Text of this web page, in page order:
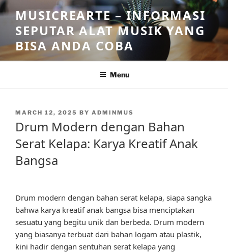
Skip
to
content
MUSICREARTE – INFORMASI
SEPUTAR ALAT MUSIK YANG
BISA ANDA COBA
Menu
POSTED
MARCH 12, 2025 BY ADMINMUS
Drum Modern dengan Bahan
Serat Kelapa: Karya Kreatif Anak
Bangsa
Drum modern dengan bahan serat kelapa, siapa sangka
bahwa karya kreatif anak bangsa bisa menciptakan
sesuatu yang begitu unik dan berbeda. Drum modern
yang biasanya terbuat dari bahan logam atau plastik,
kini hadir dengan sentuhan serat kelapa yang